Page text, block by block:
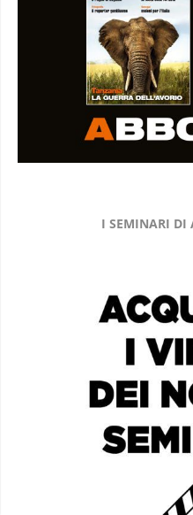
I SEMINARI DI